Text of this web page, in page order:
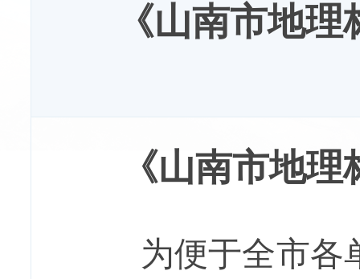
《山南市地
《山南市地
为便于全市各